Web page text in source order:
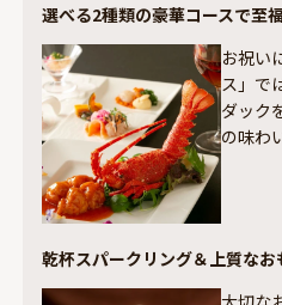
選べる2種類の豪華コースで至
お祝い
ス」で
ダック
の味わ
乾杯スパークリング＆上質な